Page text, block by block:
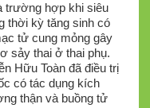
trường hợp khi siêu
thời kỳ tăng sinh có
tử cung mỏng gây
sảy thai ở thai phụ.
Hữu Toàn đã điều trị
có tác dụng kích
thận và buồng tử